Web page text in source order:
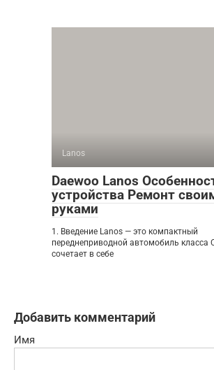
Lanos
Daewoo Lanos
устройства Ремонт
руками
1. Введение Lanos — это компактный
переднеприводной автомобиль класса
сочетает в себе
Добавить комментарий
Имя